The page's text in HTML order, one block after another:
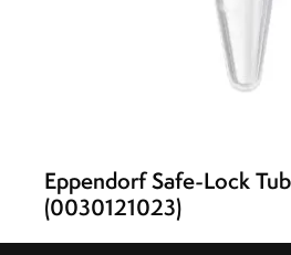
Eppendorf Safe-Lock
(0030121023)